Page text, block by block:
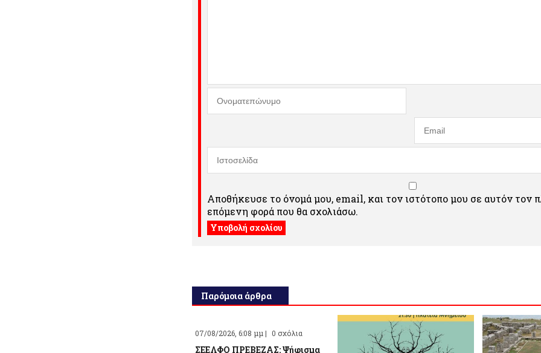
Αποθήκευσε το όνομά μου, email, και τον ιστότοπο μου σε αυτόν τον
επόμενη φορά που θα σχολιάσω.
Παρόμοια άρθρα
07/08/2026, 6:08 μμ | 0 σχόλια
ΣΕΕΛΦΟ ΠΡΕΒΕΖΑΣ: Ψήφισμα